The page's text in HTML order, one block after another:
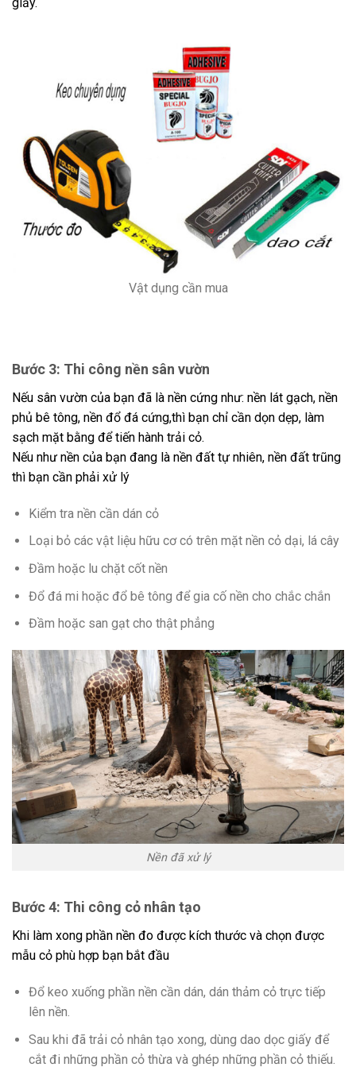
Vật dụng cần mua
Bước 3: Thi công nền sân vườn
Nếu sân vườn của bạn đã là nền cứng như: nền lát gạch, nền
phủ bê tông, nền đổ đá cứng,thì bạn chỉ cần dọn dẹp, làm
sạch mặt bằng để tiến hành trải cỏ.
Nếu như nền của bạn đang là nền đất tự nhiên, nền đất trũng
thì bạn cần phải xử lý
Kiểm tra nền cần dán cỏ
Loại bỏ các vật liệu hữu cơ có trên mặt nền cỏ dại, lá cây
Đầm hoặc lu chặt cốt nền
Đổ đá mi hoặc đổ bê tông để gia cố nền cho chắc chắn
Đầm hoặc san gạt cho thật phẳng
Nền đã xử lý
Bước 4: Thi công cỏ nhân tạo
Khi làm xong phần nền đo được kích thước và chọn được
mẫu cỏ phù hợp bạn bắt đầu
Đổ keo xuống phần nền cần dán, dán thảm cỏ trực tiếp
lên nền.
Sau khi đã trải cỏ nhân tạo xong, dùng dao dọc giấy để
cắt đi những phần cỏ thừa và ghép những phần cỏ thiếu.